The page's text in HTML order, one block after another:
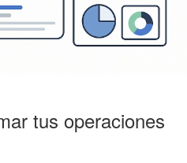
tus operaciones